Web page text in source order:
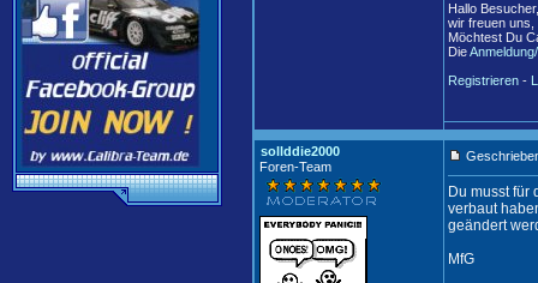
Hallo Besucher,
wir freuen
Möchtest Du
Die
Registrieren -
sollddie2000
Foren-Team
Du musst für
verbaut
geändert
MfG